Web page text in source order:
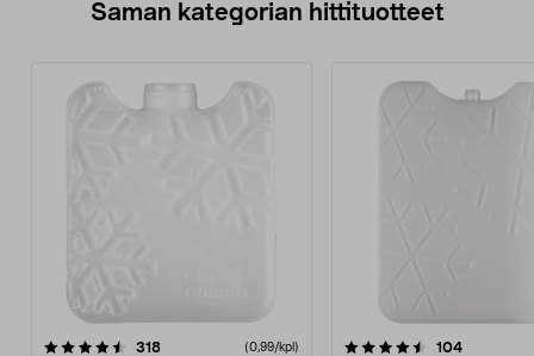
Saman kategorian hittituotteet
318arvostelut (0,99/kpl)
4.5 viidestä
104arvostelut
4.5 viidestä